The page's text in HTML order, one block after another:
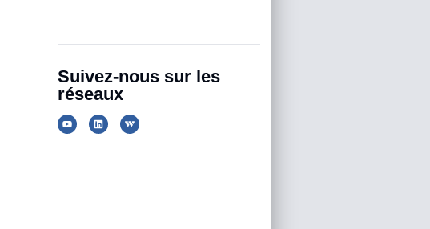
Suivez-nous sur les
réseaux